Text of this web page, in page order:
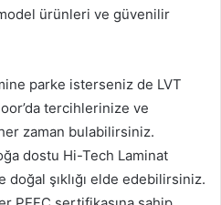
ürünleri ve güvenilir
parke isterseniz de LVT
tercihlerinize ve
zaman bulabilirsiniz.
dostu Hi-Tech Laminat
şıklığı elde edebilirsiniz.